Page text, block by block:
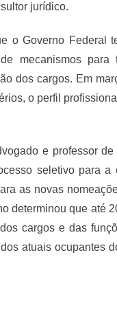
jurídico.
o Governo Federal
mecanismos
dos cargos. Em
o perfil
e professor
seletivo para
as novas
determinou que até
cargos e das
atuais ocupantes